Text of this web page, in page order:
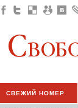
СВЕЖИЙ НОМЕР